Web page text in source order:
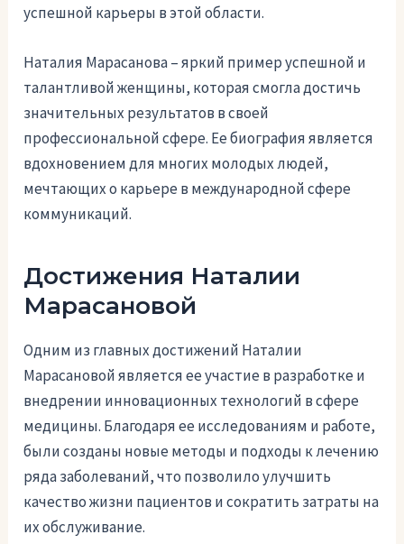
успешной карьеры в этой области.
Наталия Марасанова – яркий пример успешной и
талантливой женщины, которая смогла достичь
значительных результатов в своей
профессиональной сфере. Ее биография является
вдохновением для многих молодых людей,
мечтающих о карьере в международной сфере
коммуникаций.
Достижения Наталии
Марасановой
Одним из главных достижений Наталии
Марасановой является ее участие в разработке и
внедрении инновационных технологий в сфере
медицины. Благодаря ее исследованиям и работе,
были созданы новые методы и подходы к лечению
ряда заболеваний, что позволило улучшить
качество жизни пациентов и сократить затраты на
их обслуживание.